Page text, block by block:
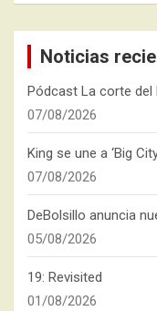
Noticias
Pódcast La corte del
07/08/2026
King se une a ‘Big
07/08/2026
DeBolsillo anuncia
05/08/2026
19: Revisited
01/08/2026